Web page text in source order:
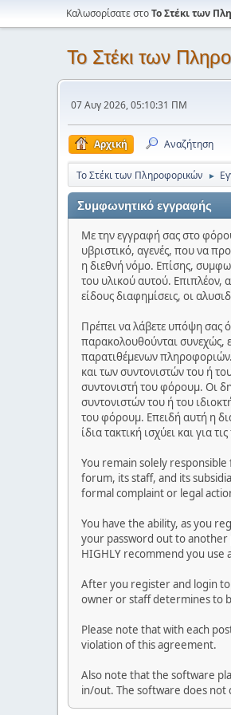
Καλωσορίσατε στοΤο Στέκι των
Το Στέκι των
07 Αυγ 2026, 05:10:31 ΠΜ
Αρχική Αναζήτηση
Το Στέκι των Πληροφορικών ►
Συμφωνητικό εγγραφής
Με την εγγραφή σας στο
υβριστικό, αγενές, που να
η διεθνή νόμο. Επίσης,
του υλικού αυτού.
είδους διαφημίσεις, οι
Πρέπει να λάβετε υπόψη σας
παρακολουθούνται συνεχώς,
παρατιθέμενων πληροφοριών.
και των συντονιστών του ή
συντονιστή του φόρουμ. Οι
συντονιστών του ή του
του φόρουμ. Επειδή αυτή η
ίδια τακτική ισχύει και για
You remain solely
forum, its staff, and its
formal complaint or legal
You have the ability, as you
your password out to another
HIGHLY recommend you
After you register and login
owner or staff determines to
Please note that with each
violation of this agreement.
Also note that the software
in/out. The software does